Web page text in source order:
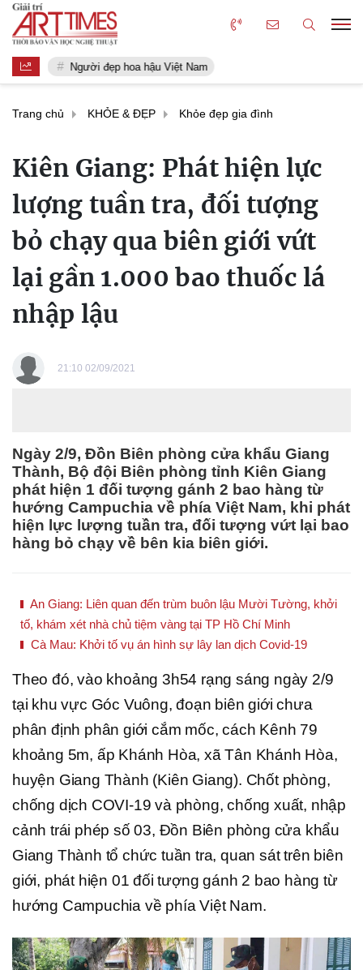
Người đẹp hoa hậu Việt Nam
Trang chủ KHỎE & ĐẸP Khỏe đẹp gia đình
Kiên Giang: Phát hiện lực
lượng tuần tra, đối tượng
bỏ chạy qua biên giới vứt
lại gần 1.000 bao thuốc lá
nhập lậu
21:10 02/09/2021
Ngày 2/9, Đồn Biên phòng cửa khẩu Giang
Thành, Bộ đội Biên phòng tỉnh Kiên Giang
phát hiện 1 đối tượng gánh 2 bao hàng từ
hướng Campuchia về phía Việt Nam, khi phát
hiện lực lượng tuần tra, đối tượng vứt lại bao
hàng bỏ chạy về bên kia biên giới.
An Giang: Liên quan đến trùm buôn lậu Mười Tường, khởi
tố, khám xét nhà chủ tiệm vàng tại TP Hồ Chí Minh
Cà Mau: Khởi tố vụ án hình sự lây lan dịch Covid-19
Theo đó, vào khoảng 3h54 rạng sáng ngày 2/9
tại khu vực Góc Vuông, đoạn biên giới chưa
phân định phân giới cắm mốc, cách Kênh 79
khoảng 5m, ấp Khánh Hòa, xã Tân Khánh Hòa,
huyện Giang Thành (Kiên Giang). Chốt phòng,
chống dịch COVI-19 và phòng, chống xuất, nhập
cảnh trái phép số 03, Đồn Biên phòng cửa khẩu
Giang Thành tổ chức tuần tra, quan sát trên biên
giới, phát hiện 01 đối tượng gánh 2 bao hàng từ
hướng Campuchia về phía Việt Nam.